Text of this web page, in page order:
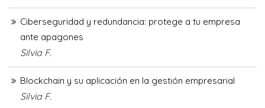
Ciberseguridad y redundancia: protege a tu empresa
ante apagones
Silvia F.
Blockchain y su aplicación en la gestión empresarial
Silvia F.